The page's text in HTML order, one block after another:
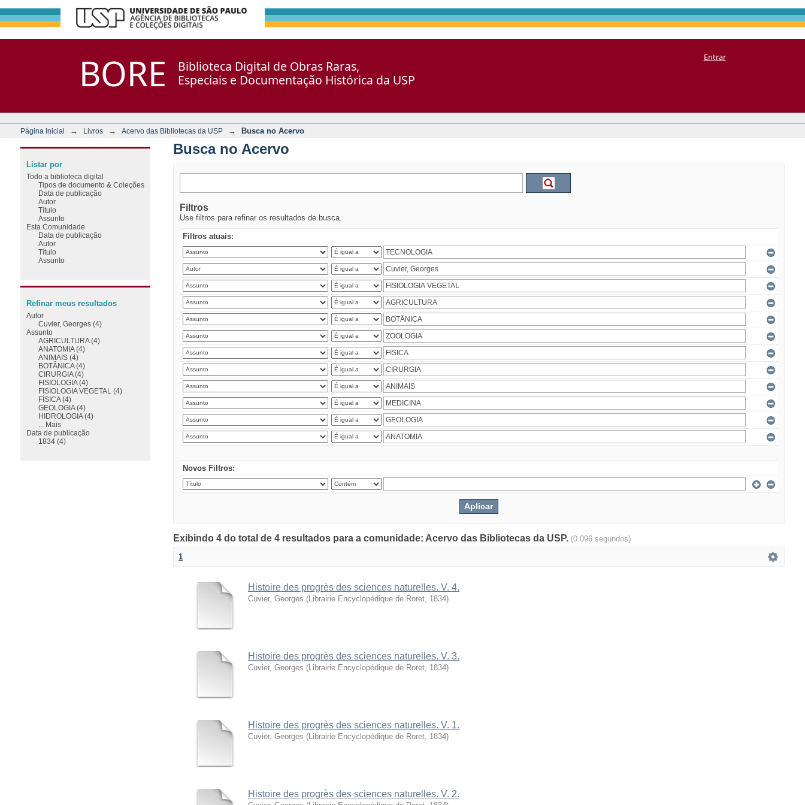
BORE
Biblioteca Digital de Obras Raras,
Especiais e Documentação Histórica da USP
Entrar
Página Inicial → Livros → Acervo das Bibliotecas da USP → Busca no Acervo
Busca no Acervo
Filtros
Use filtros para refinar os resultados de busca.
Filtros atuais:
Novos Filtros:
Exibindo 4 do total de 4 resultados para a comunidade: Acervo das Bibliotecas da USP. (0.096 segundos)
1
Histoire des progrès des sciences naturelles. V. 4.
Cuvier, Georges (Librairie Encyclopédique de Roret, 1834)
Histoire des progrès des sciences naturelles. V. 3.
Cuvier, Georges (Librairie Encyclopédique de Roret, 1834)
Histoire des progrès des sciences naturelles. V. 1.
Cuvier, Georges (Librairie Encyclopédique de Roret, 1834)
Histoire des progrès des sciences naturelles. V. 2.
Listar por
Todo a biblioteca digital
Tipos de documento & Coleções
Data de publicação
Autor
Título
Assunto
Esta Comunidade
Data de publicação
Autor
Título
Assunto
Refinar meus resultados
Autor
Cuvier, Georges (4)
Assunto
AGRICULTURA (4)
ANATOMIA (4)
ANIMAIS (4)
BOTÂNICA (4)
CIRURGIA (4)
FISIOLOGIA (4)
FISIOLOGIA VEGETAL (4)
FÍSICA (4)
GEOLOGIA (4)
HIDROLOGIA (4)
... Mais
Data de publicação
1834 (4)